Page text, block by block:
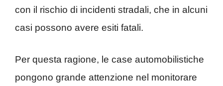
con il rischio di incidenti stradali, che in alcuni
casi possono avere esiti fatali.
Per questa ragione, le case automobilistiche
pongono grande attenzione nel monitorare